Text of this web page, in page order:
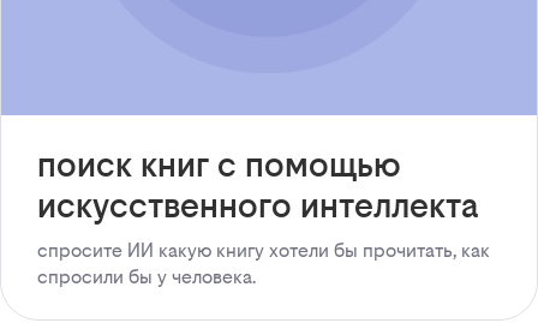
поиск книг с помощью
искусственного интеллекта
спросите ИИ какую книгу хотели бы прочитать, как
спросили бы у человека.